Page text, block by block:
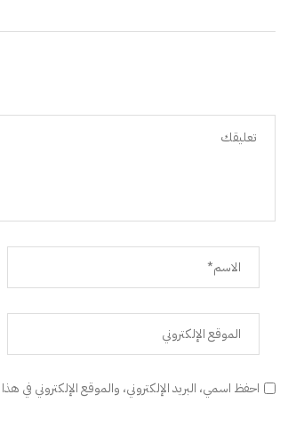
احفظ اسمي، البريد الإلكتروني، والموقع الإلكتروني في